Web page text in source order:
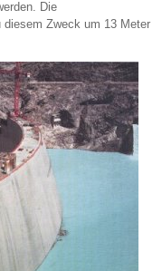
Die
Zweck um 13 Meter